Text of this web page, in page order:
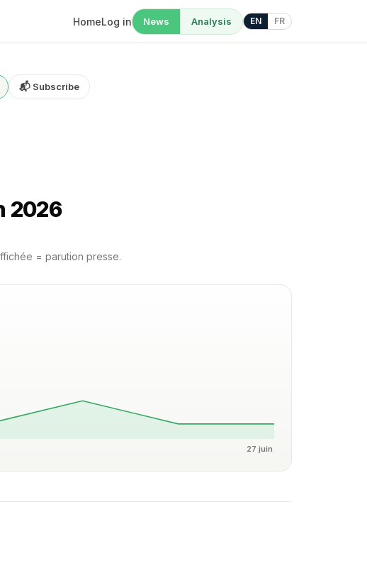
HomeLog in News Analysis EN FR
📬 Subscribe
2026
= parution presse.
27 juin